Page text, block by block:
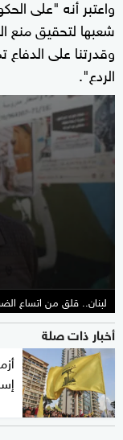
واعتبر أنه "على
شعبها لتحقيق منع
وقدرتنا على
الردع".
لبنان.. قلق من اتساع
أخبار ذات صلة